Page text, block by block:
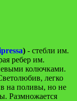
) - стебли им.
ребер им.
колючками.
легко
на поливы, но не
Размножается